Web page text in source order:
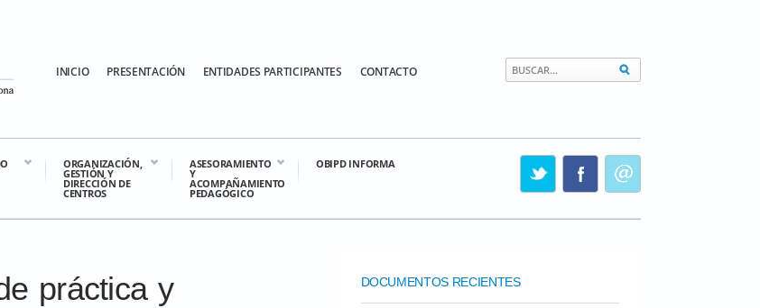
INICIO PRESENTACIÓN ENTIDADES PARTICIPANTES CONTACTO
ORGANIZACIÓN,
GESTIÓN Y
DIRECCIÓN DE
CENTROS
ASESORAMIENTO
Y
ACOMPAÑAMIENTO
PEDAGÓGICO
OBIPD INFORMA
práctica y
DOCUMENTOS RECIENTES